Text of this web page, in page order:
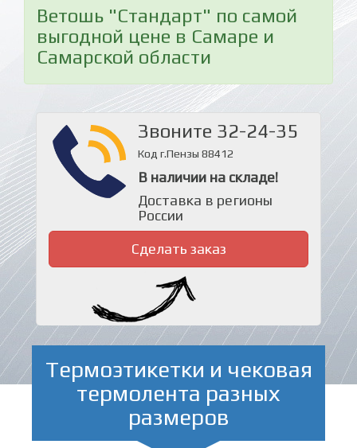
Ветошь "Стандарт" по самой
выгодной цене в Самаре и
Самарской области
Звоните 32-24-35
Код г.Пензы 88412
В наличии на складе!
Доставка в регионы
России
Сделать заказ
Термоэтикетки и чековая
термолента разных
размеров